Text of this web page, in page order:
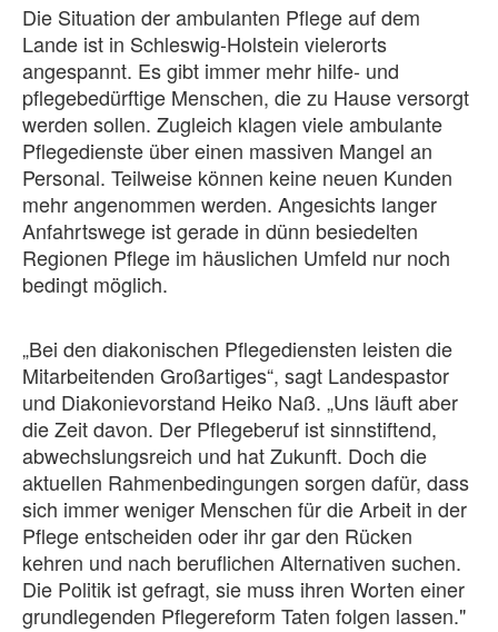
Die Situation der ambulanten Pflege auf dem
Lande ist in Schleswig-Holstein vielerorts
angespannt. Es gibt immer mehr hilfe- und
pflegebedürftige Menschen, die zu Hause versorgt
werden sollen. Zugleich klagen viele ambulante
Pflegedienste über einen massiven Mangel an
Personal. Teilweise können keine neuen Kunden
mehr angenommen werden. Angesichts langer
Anfahrtswege ist gerade in dünn besiedelten
Regionen Pflege im häuslichen Umfeld nur noch
bedingt möglich.
„Bei den diakonischen Pflegediensten leisten die
Mitarbeitenden Großartiges“, sagt Landespastor
und Diakonievorstand Heiko Naß. „Uns läuft aber
die Zeit davon. Der Pflegeberuf ist sinnstiftend,
abwechslungsreich und hat Zukunft. Doch die
aktuellen Rahmenbedingungen sorgen dafür, dass
sich immer weniger Menschen für die Arbeit in der
Pflege entscheiden oder ihr gar den Rücken
kehren und nach beruflichen Alternativen suchen.
Die Politik ist gefragt, sie muss ihren Worten einer
grundlegenden Pflegereform Taten folgen lassen."